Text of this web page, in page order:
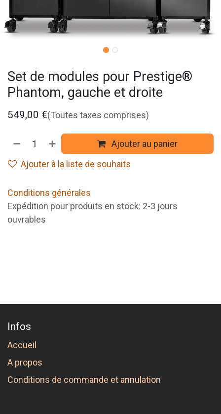
Set de modules pour Prestige®
Phantom, gauche et droite
549,00 €(Toutes taxes comprises)
Ajouter au panier
Ajouter à la liste de souhaits
Conditions générales
Expédition pour produits en stock: 2-3 jours
ouvrables
Infos
Accueil
A propos
Conditions de commande et annulation